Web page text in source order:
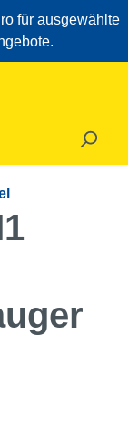
für ausgewählte